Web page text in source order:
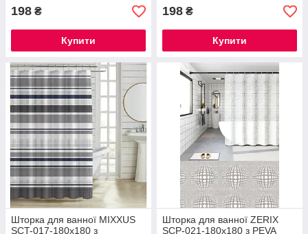
198 ₴
Купити
198 ₴
Купити
Шторка для ванної MIXXUS
SCT-017-180x180 з
Шторка для ванної ZERIX
SCP-021-180x180 з PEVA